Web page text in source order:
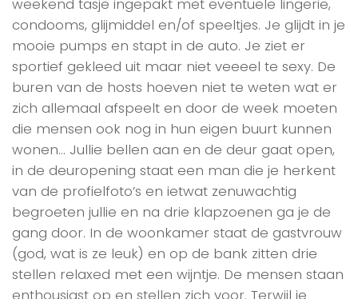
condooms, glijmiddel en/of speeltjes. Je glijdt in je
mooie pumps en stapt in de auto. Je ziet er
sportief gekleed uit maar niet veeeel te sexy. De
buren van de hosts hoeven niet te weten wat er
zich allemaal afspeelt en door de week moeten
die mensen ook nog in hun eigen buurt kunnen
wonen… Jullie bellen aan en de deur gaat open,
in de deuropening staat een man die je herkent
van de profielfoto’s en ietwat zenuwachtig
begroeten jullie en na drie klapzoenen ga je de
gang door. In de woonkamer staat de gastvrouw
(god, wat is ze leuk) en op de bank zitten drie
stellen relaxed met een wijntje. De mensen staan
enthousiast op en stellen zich voor. Terwijl je